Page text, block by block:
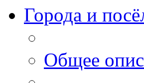
Города и
Общее